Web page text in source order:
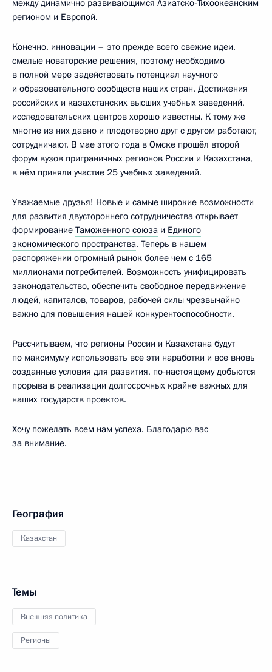
между динамично развивающимся Азиатско-Тихоокеанским
регионом и Европой.
Конечно, инновации – это прежде всего свежие идеи,
смелые новаторские решения, поэтому необходимо
в полной мере задействовать потенциал научного
и образовательного сообществ наших стран. Достижения
российских и казахстанских высших учебных заведений,
исследовательских центров хорошо известны. К тому же
многие из них давно и плодотворно друг с другом работают,
сотрудничают. В мае этого года в Омске прошёл второй
форум вузов приграничных регионов России и Казахстана,
в нём приняли участие 25 учебных заведений.
Уважаемые друзья! Новые и самые широкие возможности
для развития двустороннего сотрудничества открывает
формирование Таможенного союза и Единого
экономического пространства. Теперь в нашем
распоряжении огромный рынок более чем с 165
миллионами потребителей. Возможность унифицировать
законодательство, обеспечить свободное передвижение
людей, капиталов, товаров, рабочей силы чрезвычайно
важно для повышения нашей конкурентоспособности.
Рассчитываем, что регионы России и Казахстана будут
по максимуму использовать все эти наработки и все вновь
созданные условия для развития, по‑настоящему добьются
прорыва в реализации долгосрочных крайне важных для
наших государств проектов.
Хочу пожелать всем нам успеха. Благодарю вас
за внимание.
География
Казахстан
Темы
Внешняя политика
Регионы